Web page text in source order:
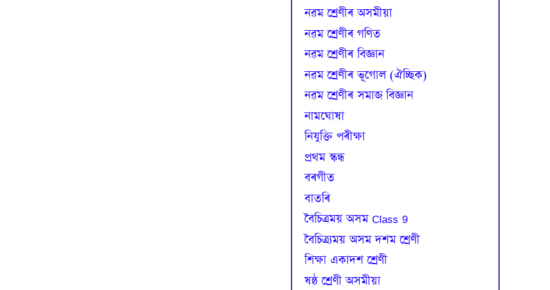
নৱম শ্ৰেণীৰ অসমীয়া
নৱম শ্ৰেণীৰ গণিত
নৱম শ্ৰেণীৰ বিজ্ঞান
নৱম শ্ৰেণীৰ ভূগোল (ঐচ্ছিক)
নৱম শ্ৰেণীৰ সমাজ বিজ্ঞান
নামঘোষা
নিযুক্তি পৰীক্ষা
প্রথম স্কন্ধ
বৰগীত
বাতৰি
বৈচিত্রময় অসম Class 9
বৈচিত্র্যময় অসম দশম শ্ৰেণী
শিক্ষা একাদশ শ্ৰেণী
ষষ্ঠ শ্ৰেণী অসমীয়া